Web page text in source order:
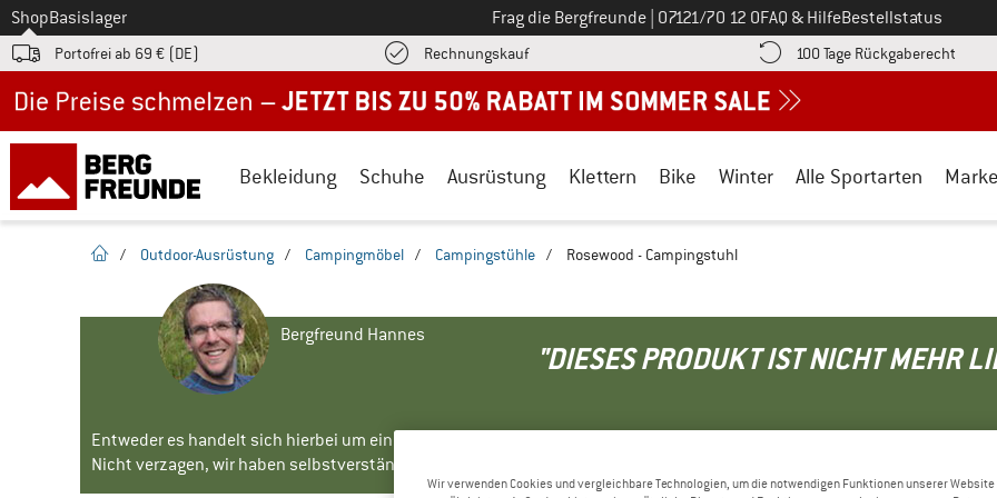
Zum
ShopBasislager Frag die Bergfreunde Ruf uns an unter
07121/70 12 0FAQ & HilfeBestellstatus
Portofrei ab 69 € (DE) RechnungskaufFinde die Zahlungs-Infos hier! Öffnet sich in einer Infobox
100 Tage Rückgaberecht
Bekleidung Schuhe Ausrüstung Klettern Bike Winter Alle Sportarten
Startseite
/ Outdoor-Ausrüstung / Campingmöbel / Campingstühle / Rosewood - Campingstuhl
Bergfreund Hannes
"DIESES PRODUKT IST NICHT MEHR
Entweder es handelt sich hierbei um ein älteres Modell oder wir können bzw. werden das Produkt nicht mehr beim
Nicht verzagen, wir haben selbstverständlich noch Alternativen für Dich parat:
Wir verwenden Cookies und vergleichbare Technologien, um die notwendigen Funktionen unserer Website